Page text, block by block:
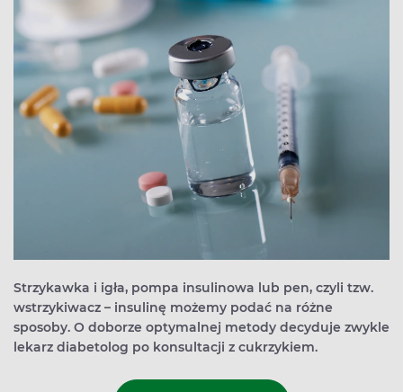
Strzykawka i igła, pompa insulinowa lub pen, czyli tzw.
wstrzykiwacz – insulinę możemy podać na różne
sposoby. O doborze optymalnej metody decyduje zwykle
lekarz diabetolog po konsultacji z cukrzykiem.